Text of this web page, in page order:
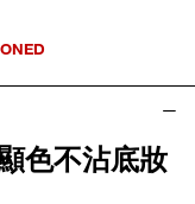
色不沾底妝